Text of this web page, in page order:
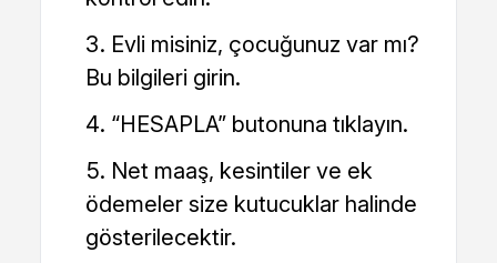
Evli misiniz, çocuğunuz var mı?
Bu bilgileri girin.
“HESAPLA” butonuna tıklayın.
Net maaş, kesintiler ve ek
ödemeler size kutucuklar halinde
gösterilecektir.